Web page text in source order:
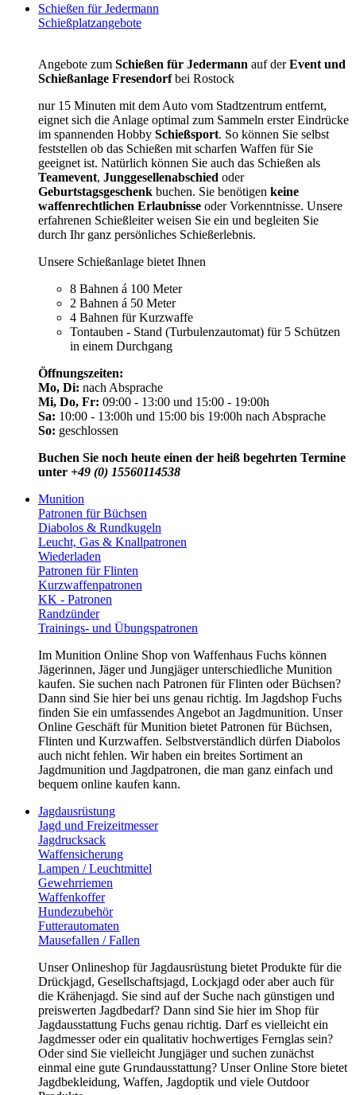
Schießen für Jedermann
Schießplatzangebote
Angebote zum Schießen für Jedermann auf derEvent und
Schießanlage Fresendorfbei Rostock
nur 15 Minuten mit dem Auto vom Stadtzentrum entfernt,
eignet sich die Anlage optimal zum Sammeln erster Eindrücke
im spannenden Hobby Schießsport. So können Sie selbst
feststellen ob das Schießen mit scharfen Waffen für Sie
geeignet ist. Natürlich können Sie auch das Schießen als
Teamevent, Junggesellenabschied oder
Geburtstagsgeschenk buchen. Sie benötigen keine
waffenrechtlichen Erlaubnisse oder Vorkenntnisse. Unsere
erfahrenen Schießleiter weisen Sie ein und begleiten Sie
durch Ihr ganz persönliches Schießerlebnis.
Unsere Schießanlage bietet Ihnen
8 Bahnen á 100 Meter
2 Bahnen á 50 Meter
4 Bahnen für Kurzwaffe
Tontauben - Stand (Turbulenzautomat) für 5 Schützen
in einem Durchgang
Öffnungszeiten:
Mo, Di: nach Absprache
Mi, Do, Fr: 09:00 - 13:00 und 15:00 - 19:00h
Sa: 10:00 - 13:00h und 15:00 bis 19:00h nach Absprache
So: geschlossen
Buchen Sie noch heute einen der heiß begehrten Termine
unter +49 (0) 15560114538
Munition
Patronen für Büchsen
Diabolos & Rundkugeln
Leucht, Gas & Knallpatronen
Wiederladen
Patronen für Flinten
Kurzwaffenpatronen
KK - Patronen
Randzünder
Trainings- und Übungspatronen
Im Munition Online Shop von Waffenhaus Fuchs können
Jägerinnen, Jäger und Jungjäger unterschiedliche Munition
kaufen. Sie suchen nach Patronen für Flinten oder Büchsen?
Dann sind Sie hier bei uns genau richtig. Im Jagdshop Fuchs
finden Sie ein umfassendes Angebot an Jagdmunition. Unser
Online Geschäft für Munition bietet Patronen für Büchsen,
Flinten und Kurzwaffen. Selbstverständlich dürfen Diabolos
auch nicht fehlen. Wir haben ein breites Sortiment an
Jagdmunition und Jagdpatronen, die man ganz einfach und
bequem online kaufen kann.
Jagdausrüstung
Jagd und Freizeitmesser
Jagdrucksack
Waffensicherung
Lampen / Leuchtmittel
Gewehrriemen
Waffenkoffer
Hundezubehör
Futterautomaten
Mausefallen / Fallen
Unser Onlineshop für Jagdausrüstung bietet Produkte für die
Drückjagd, Gesellschaftsjagd, Lockjagd oder aber auch für
die Krähenjagd. Sie sind auf der Suche nach günstigen und
preiswerten Jagdbedarf? Dann sind Sie hier im Shop für
Jagdausstattung Fuchs genau richtig. Darf es vielleicht ein
Jagdmesser oder ein qualitativ hochwertiges Fernglas sein?
Oder sind Sie vielleicht Jungjäger und suchen zunächst
einmal eine gute Grundausstattung? Unser Online Store bietet
Jagdbekleidung, Waffen, Jagdoptik und viele Outdoor